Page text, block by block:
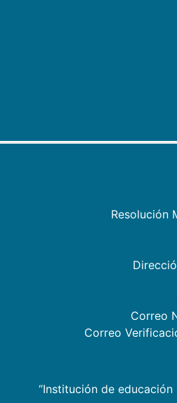
Resolución
Correo
Correo
“Institución de